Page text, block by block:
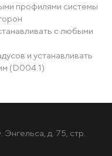
профилями системы
с любыми
и устанавливать
(D004.1)
д. 75, стр.